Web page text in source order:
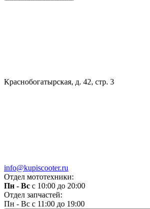
Краснобогатырская, д. 42, стр. 3
info@kupiscooter.ru
Отдел мототехники:
Пн - Вс с 10:00 до 20:00
Отдел запчастей:
Пн - Вс с 11:00 до 19:00